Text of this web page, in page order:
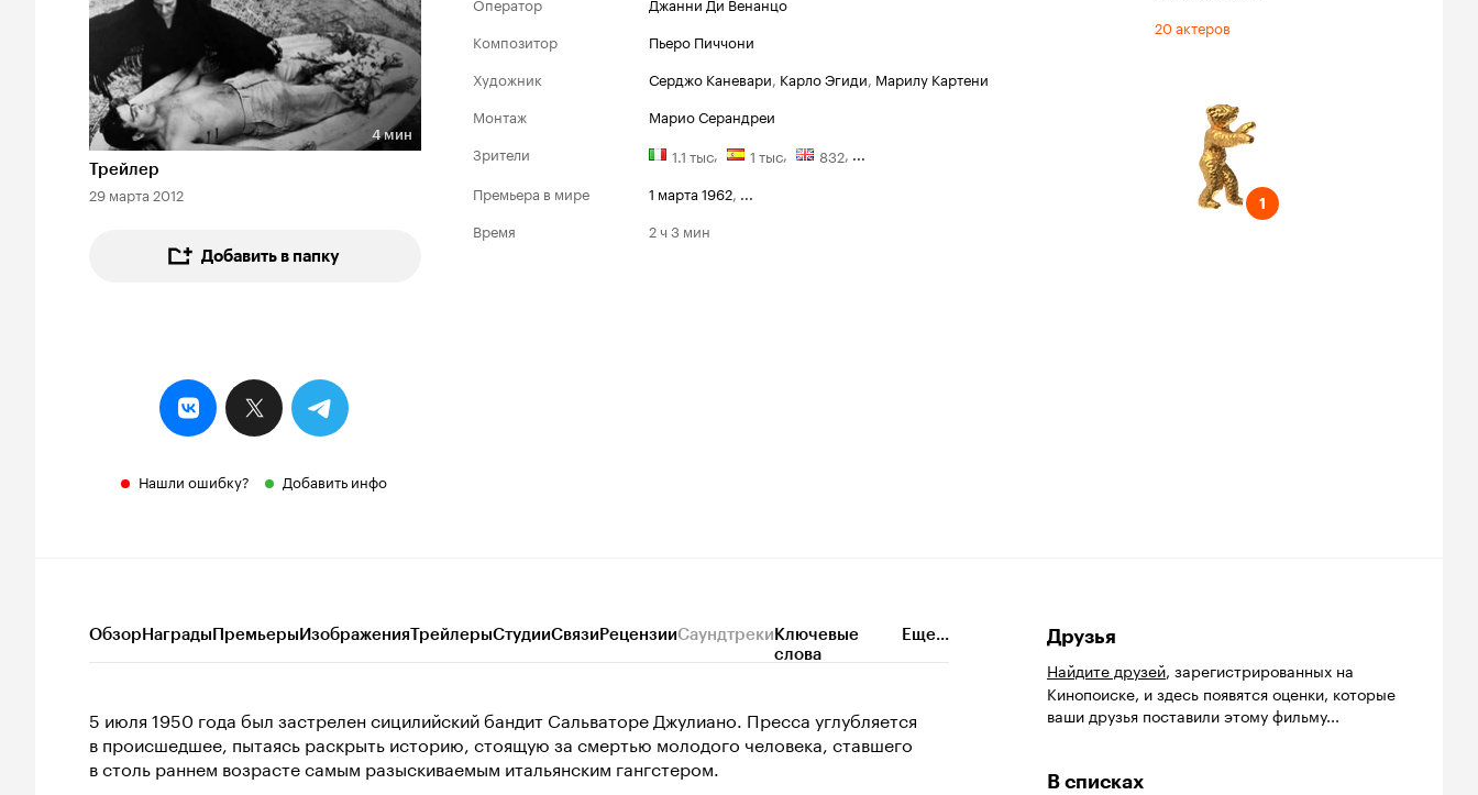
Длительность 4 мин
4 мин
Трейлер
29 марта 2012
Добавить в папку
Нашли ошибку? Добавить инфо
Композитор
Пьеро Пиччони
Художник
Серджо Каневари, Карло Эгиди, Марилу Картени
Монтаж
Марио Серандреи
Зрители
1.1 тыс, 1 тыс, 832, ...
Премьера в мире
1 марта 1962
Время
2 ч 3 мин
20 актеров
1
1962 Победитель
1
ОбзорНаградыПремьерыИзображенияТрейлерыСтудииСвязиРецензииСаундтрекиКлючевые
слова
Еще...
5 июля 1950 года был застрелен сицилийский бандит Сальваторе Джулиано. Пресса углубляется
в происшедшее, пытаясь раскрыть историю, стоящую за смертью молодого человека, ставшего
в столь раннем возрасте самым разыскиваемым итальянским гангстером.
Друзья
Найдите друзей, зарегистрированных на
Кинопоиске, и здесь появятся оценки, которые
ваши друзья поставили этому фильму...
В списках